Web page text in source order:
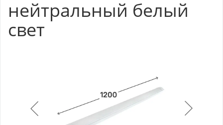
нейтральный белый
свет